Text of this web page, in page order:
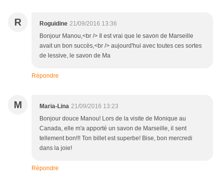
R Roguidine 21/09/2016 13:36
Bonjour Manou,<br /> Il est vrai que le savon de Marseille
avait un bon succès,<br /> aujourd'hui avec toutes ces sortes
de lessive, le savon de Ma
Répondre
M Maria-Lina 21/09/2016 13:23
Bonjour douce Manou! Lors de la visite de Monique au
Canada, elle m'a apporté un savon de Marseille, il sent
tellement bon!!! Ton billet est superbe! Bise, bon mercredi
dans la joie!
Répondre